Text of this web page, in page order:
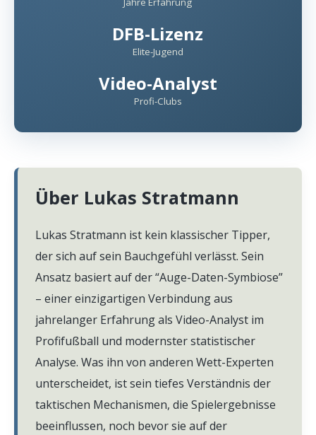
Wett Tipps für Heute
DFB-Lizenz
Elite-Jugend
Video-Analyst
Profi-Clubs
Über Lukas Stratmann
Lukas Stratmann ist kein klassischer Tipper,
der sich auf sein Bauchgefühl verlässt. Sein
Ansatz basiert auf der “Auge-Daten-Symbiose”
– einer einzigartigen Verbindung aus
jahrelanger Erfahrung als Video-Analyst im
Profifußball und modernster statistischer
Analyse. Was ihn von anderen Wett-Experten
unterscheidet, ist sein tiefes Verständnis der
taktischen Mechanismen, die Spielergebnisse
beeinflussen, noch bevor sie auf der